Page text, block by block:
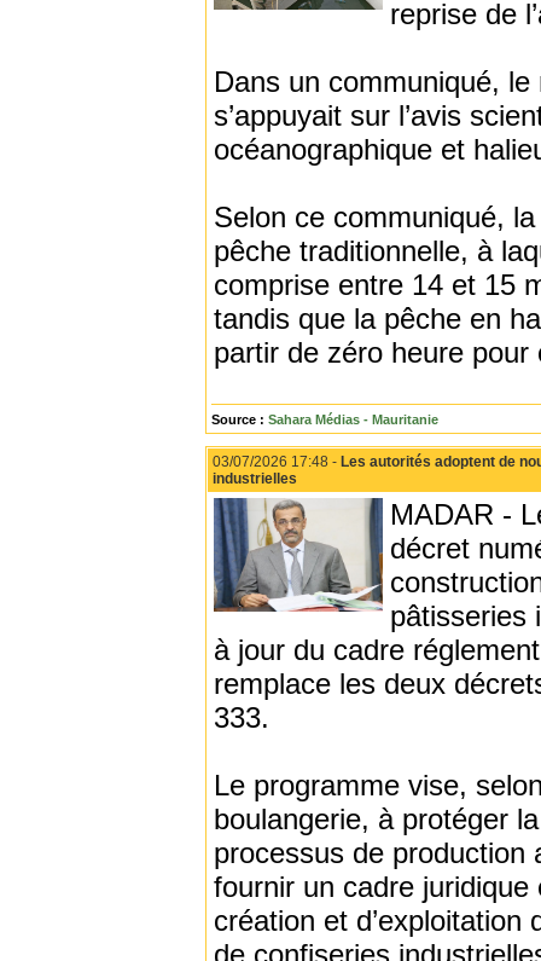
reprise de
Dans un communiqué,
s’appuyait sur l’avis
océanographique et
Selon ce communiqué,
pêche traditionnelle, à
comprise entre 14 et 15
tandis que la pêche en
partir de zéro heure pour
Source : Sahara Médias - Mauritanie
03/07/2026 17:48 - Les autorités adoptent de
industrielles
MADAR -
décret
pâtisseries
à jour du cadre
remplace les deux
333.
Le programme vise,
boulangerie, à protéger
processus de production
fournir un cadre
création et
de confiseries